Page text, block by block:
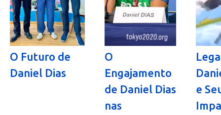
O Futuro de
Daniel Dias
O
Engajamento
de Daniel Dias
nas
e